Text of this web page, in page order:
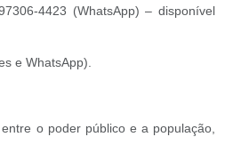
4423 (WhatsApp) – disponível
e WhatsApp).
o poder público e a população,